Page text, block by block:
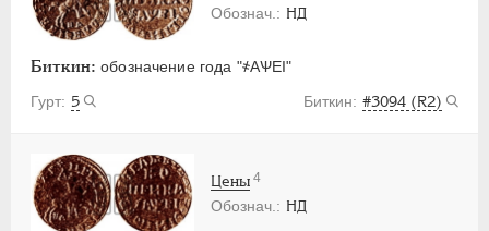
НД
Биткин: обозначение года "҂АѰЕI"
5
#3094 (R2)
НД
Цены 4